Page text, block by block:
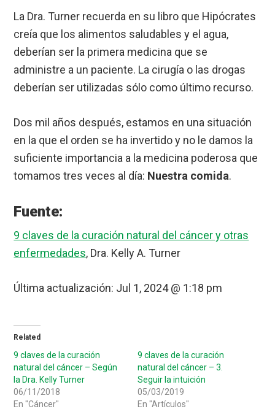
La Dra. Turner recuerda en su libro que Hipócrates
creía que los alimentos saludables y el agua,
deberían ser la primera medicina que se
administre a un paciente. La cirugía o las drogas
deberían ser utilizadas sólo como último recurso.
Dos mil años después, estamos en una situación
en la que el orden se ha invertido y no le damos la
suficiente importancia a la medicina poderosa que
tomamos tres veces al día: Nuestra comida.
Fuente:
9 claves de la curación natural del cáncer y otras
enfermedades, Dra. Kelly A. Turner
Última actualización: Jul 1, 2024 @ 1:18 pm
Related
9 claves de la curación
natural del cáncer – Según
la Dra. Kelly Turner
06/11/2018
En "Cáncer"
9 claves de la curación
natural del cáncer – 3.
Seguir la intuición
05/03/2019
En "Artículos"